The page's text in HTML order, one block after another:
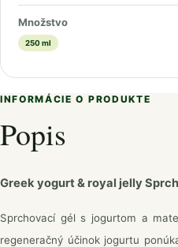
Množstvo
250 ml
INFORMÁCIE O PRODUKTE
Popis
Greek yogurt & royal jelly
Sprchovací gél s jogurtom a
regeneračný účinok jogurtu